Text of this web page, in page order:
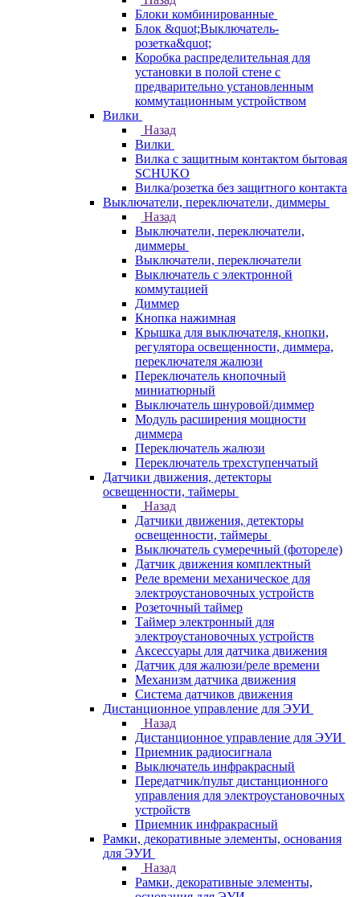
Блоки комбинированные
Блок &quot;Выключатель-
розетка&quot;
Коробка распределительная для
установки в полой стене с
предварительно установленным
коммутационным устройством
Вилки
Назад
Вилки
Вилка с защитным контактом бытовая
SCHUKO
Вилка/розетка без защитного контакта
Выключатели, переключатели, диммеры
Назад
Выключатели, переключатели,
диммеры
Выключатели, переключатели
Выключатель с электронной
коммутацией
Диммер
Кнопка нажимная
Крышка для выключателя, кнопки,
регулятора освещенности, диммера,
переключателя жалюзи
Переключатель кнопочный
миниатюрный
Выключатель шнуровой/диммер
Модуль расширения мощности
диммера
Переключатель жалюзи
Переключатель трехступенчатый
Датчики движения, детекторы
освещенности, таймеры
Назад
Датчики движения, детекторы
освещенности, таймеры
Выключатель сумеречный (фотореле)
Датчик движения комплектный
Реле времени механическое для
электроустановочных устройств
Розеточный таймер
Таймер электронный для
электроустановочных устройств
Аксессуары для датчика движения
Датчик для жалюзи/реле времени
Механизм датчика движения
Система датчиков движения
Дистанционное управление для ЭУИ
Назад
Дистанционное управление для ЭУИ
Приемник радиосигнала
Выключатель инфракрасный
Передатчик/пульт дистанционного
управления для электроустановочных
устройств
Приемник инфракрасный
Рамки, декоративные элементы, основания
для ЭУИ
Назад
Рамки, декоративные элементы,